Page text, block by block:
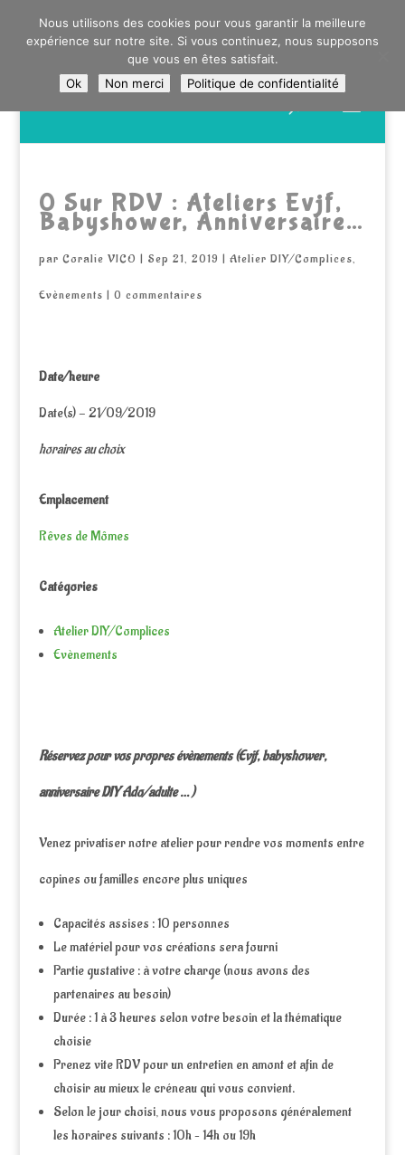
0603176412 - RDV CHEZ SO WATT À SAINT ANDRÉ OU
DANS LA MÉTROPOLE LILLOISE
CRAIENCO@GMAIL.COM
produits
0 Sur RDV : Ateliers Evjf,
Babyshower, Anniversaire…
par Coralie VICO | Sep 21, 2019 | Atelier DIY/Complices,
Evènements | 0 commentaires
Date/heure
Date(s) - 21/09/2019
horaires au choix
Emplacement
Rêves de Mômes
Catégories
Atelier DIY/Complices
Evènements
Réservez pour vos propres évènements (Evjf, babyshower,
anniversaire DIY Ado/adulte … )
Venez privatiser notre atelier pour rendre vos moments entre
copines ou familles encore plus uniques
Capacités assises : 10 personnes
Le matériel pour vos créations sera fourni
Partie gustative : à votre charge (nous avons des
partenaires au besoin)
Durée : 1 à 3 heures selon votre besoin et la thématique
choisie
Prenez vite RDV pour un entretien en amont et afin de
choisir au mieux le créneau qui vous convient.
Selon le jour choisi, nous vous proposons généralement
les horaires suivants : 10h – 14h ou 19h
Nous utilisons des cookies pour vous garantir la meilleure
expérience sur notre site. Si vous continuez, nous supposons
que vous en êtes satisfait.
Ok
Non merci Politique de confidentialité